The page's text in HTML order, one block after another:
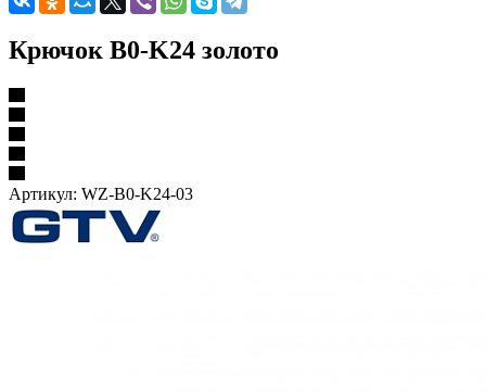
Крючок B0-K24 золото
Артикул: WZ-B0-K24-03